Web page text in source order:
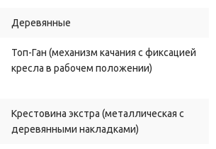
Деревянные
Топ-Ган (механизм качания с фиксацией
кресла в рабочем положении)
Крестовина экстра (металлическая с
деревянными накладками)